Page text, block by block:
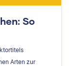
So
Arten zur